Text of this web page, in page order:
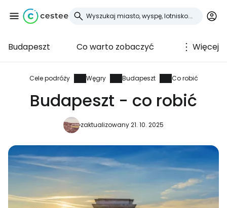
Budapeszt Co warto zobaczyć Więcej
Cele podróży Węgry Budapeszt Co robić
Budapeszt - co robić
zaktualizowany 21. 10. 2025
Zaloguj się do
Cestee
... światowej społeczności podróżniczej
Kontynuuj z Facebookiem